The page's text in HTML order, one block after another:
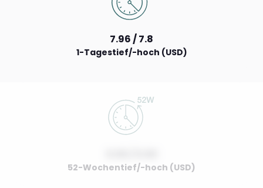
7.96 / 7.8
1-Tagestief/-hoch (USD)
52-Wochentief/-hoch (USD)